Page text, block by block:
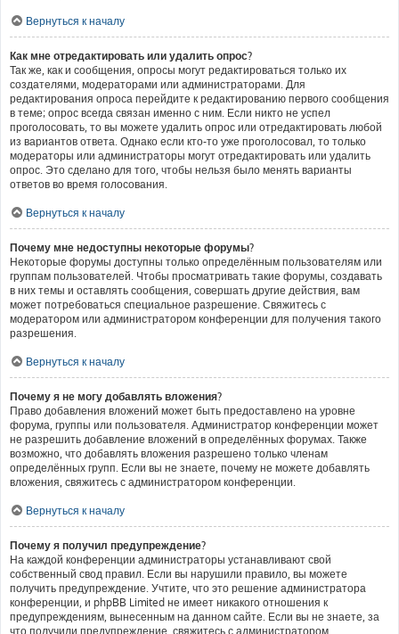
Вернуться к началу
Как мне отредактировать или удалить опрос?
Так же, как и сообщения, опросы могут редактироваться только их
создателями, модераторами или администраторами. Для
редактирования опроса перейдите к редактированию первого сообщения
в теме; опрос всегда связан именно с ним. Если никто не успел
проголосовать, то вы можете удалить опрос или отредактировать любой
из вариантов ответа. Однако если кто-то уже проголосовал, то только
модераторы или администраторы могут отредактировать или удалить
опрос. Это сделано для того, чтобы нельзя было менять варианты
ответов во время голосования.
Вернуться к началу
Почему мне недоступны некоторые форумы?
Некоторые форумы доступны только определённым пользователям или
группам пользователей. Чтобы просматривать такие форумы, создавать
в них темы и оставлять сообщения, совершать другие действия, вам
может потребоваться специальное разрешение. Свяжитесь с
модератором или администратором конференции для получения такого
разрешения.
Вернуться к началу
Почему я не могу добавлять вложения?
Право добавления вложений может быть предоставлено на уровне
форума, группы или пользователя. Администратор конференции может
не разрешить добавление вложений в определённых форумах. Также
возможно, что добавлять вложения разрешено только членам
определённых групп. Если вы не знаете, почему не можете добавлять
вложения, свяжитесь с администратором конференции.
Вернуться к началу
Почему я получил предупреждение?
На каждой конференции администраторы устанавливают свой
собственный свод правил. Если вы нарушили правило, вы можете
получить предупреждение. Учтите, что это решение администратора
конференции, и phpBB Limited не имеет никакого отношения к
предупреждениям, вынесенным на данном сайте. Если вы не знаете, за
что получили предупреждение, свяжитесь с администратором